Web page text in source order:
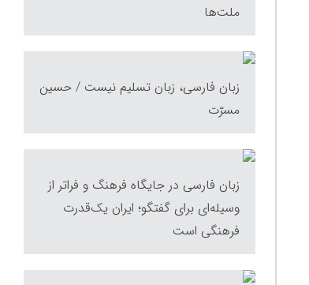
ملت‌ها
زبان فارسى، زبان تسليم نیست / حسین
مسرّت
زبان فارسی در جایگاه فرهنگ و فراتر از
وسیله‌ای برای گفتگو؛ ایران یک‌قدرت
فرهنگی است